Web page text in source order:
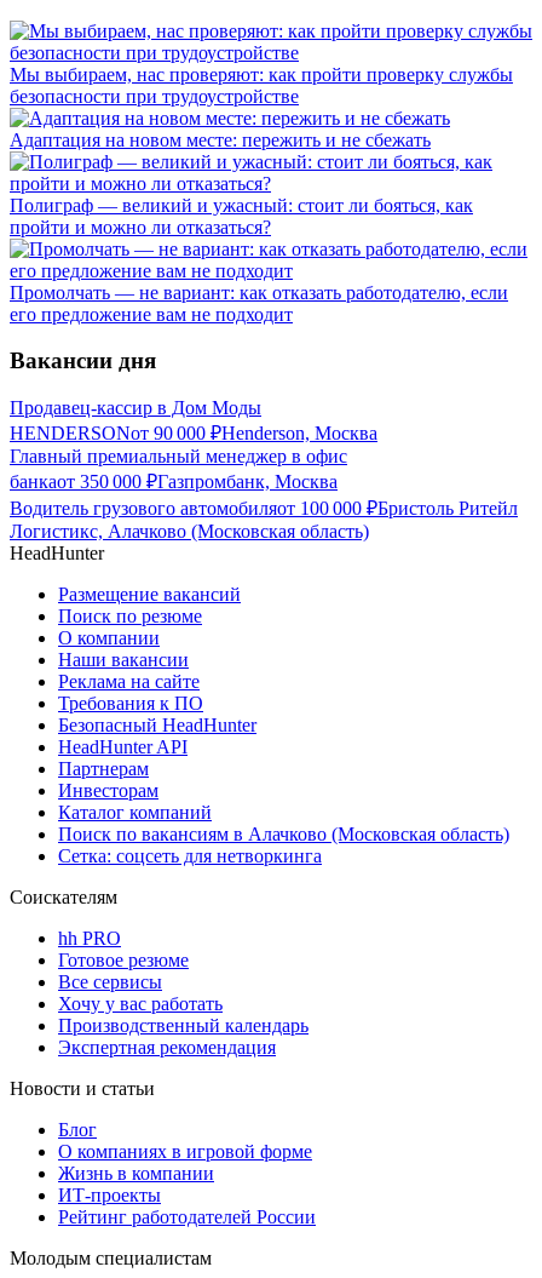
Мы выбираем, нас проверяют: как пройти проверку службы
безопасности при трудоустройстве
Адаптация на новом месте: пережить и не сбежать
Полиграф — великий и ужасный: стоит ли бояться, как
пройти и можно ли отказаться?
Промолчать — не вариант: как отказать работодателю, если
его предложение вам не подходит
Вакансии дня
Продавец-кассир в Дом Моды
HENDERSONот 90 000 ₽Henderson, Москва
Главный премиальный менеджер в офис
банкаот 350 000 ₽Газпромбанк, Москва
Водитель грузового автомобиляот 100 000 ₽Бристоль Ритейл
Логистикс, Алачково (Московская область)
HeadHunter
Размещение вакансий
Поиск по резюме
О компании
Наши вакансии
Реклама на сайте
Требования к ПО
Безопасный HeadHunter
HeadHunter API
Партнерам
Инвесторам
Каталог компаний
Поиск по вакансиям в Алачково (Московская область)
Сетка: соцсеть для нетворкинга
Соискателям
hh PRO
Готовое резюме
Все сервисы
Хочу у вас работать
Производственный календарь
Экспертная рекомендация
Новости и статьи
Блог
О компаниях в игровой форме
Жизнь в компании
ИТ-проекты
Рейтинг работодателей России
Молодым специалистам